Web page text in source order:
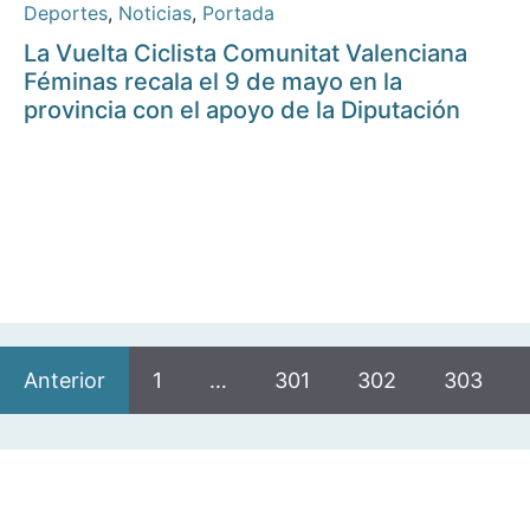
Deportes, Noticias, Portada
La Vuelta Ciclista Comunitat Valenciana
Féminas recala el 9 de mayo en la
provincia con el apoyo de la Diputación
Anterior 1 … 301 302 303